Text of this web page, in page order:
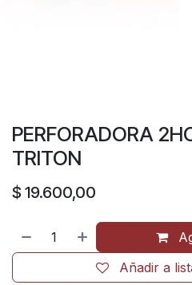
PERFORADORA
TRITON
$ 19.600,00
Añadir a